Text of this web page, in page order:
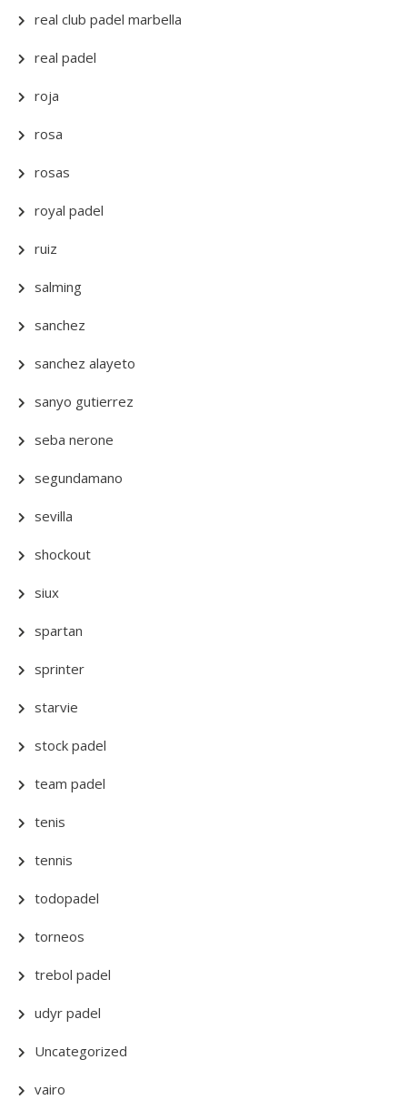
real club padel marbella
real padel
roja
rosa
rosas
royal padel
ruiz
salming
sanchez
sanchez alayeto
sanyo gutierrez
seba nerone
segundamano
sevilla
shockout
siux
spartan
sprinter
starvie
stock padel
team padel
tenis
tennis
todopadel
torneos
trebol padel
udyr padel
Uncategorized
vairo